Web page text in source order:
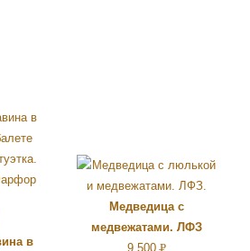
в
Медведица с
медвежатами. ЛФЗ
9,500Р